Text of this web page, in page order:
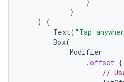
}
)
{
Text( "Tap
Box(
Modifier
.offset {
//